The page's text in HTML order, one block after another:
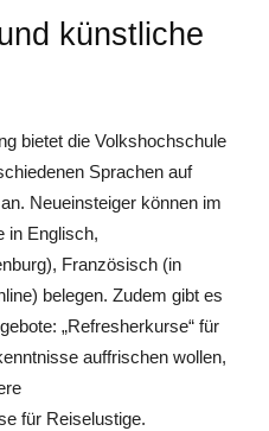
künstliche
bietet die Volkshochschule
Sprachen auf
Neueinsteiger können im
in Englisch,
Französisch (in
belegen. Zudem gibt es
„Refresherkurse“ für
auffrischen wollen,
für Reiselustige.